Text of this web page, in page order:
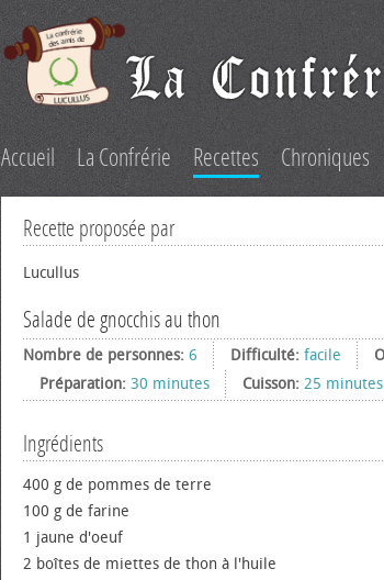
Accueil La Confrérie Recettes Chroniques
Recette proposée par
Lucullus
Salade de gnocchis au thon
Nombre de personnes: 6 Difficulté: facile
Préparation: 30 minutes Cuisson: 25 minutes
Ingrédients
400 g de pommes de terre
100 g de farine
1 jaune d'œuf
2 boîtes de miettes de thon à l'huile